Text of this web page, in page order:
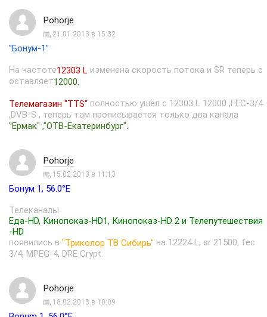
Pohorje
21.01.2013 в 15:32
"Бонум-1"
На частоте12303 L изменена скорость потока и SR теперь с
оставляет12000.
Телемагазин "TTS" полностью ушёл с 12303 L 12000 ,FEC-3/4
,DVB-S , теперь там прописывается только два канала
"Ермак" ,"ОТВ-Екатеринбург".
Pohorje
15.02.2013 в 11:13
Бонум 1, 56.0°E
Телеканалы
Еда-HD, Кинопоказ-HD1, Кинопоказ-HD 2 и Телепутешествия
-HD
появились в "Триколор ТВ Сибирь" на 12224 L, sr 21500, fec
3/4, MPEG-4, DRE Crypt.
Pohorje
18.02.2013 в 10:09